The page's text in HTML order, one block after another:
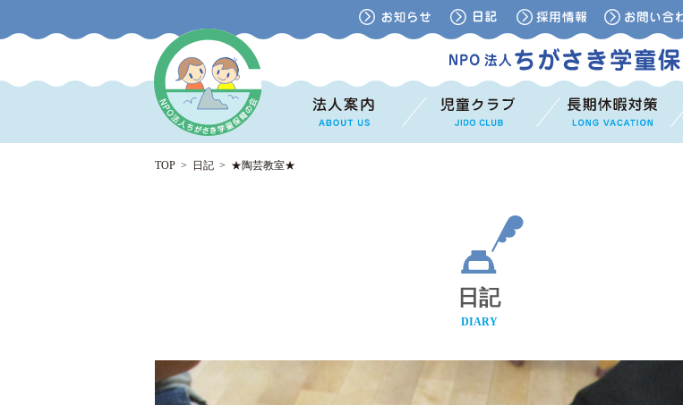
TOP > 日記 > ★陶芸教室★
日記
DIARY